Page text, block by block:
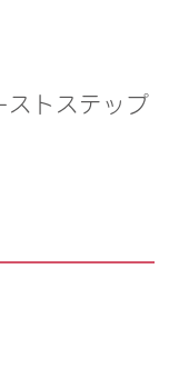
ストステップ